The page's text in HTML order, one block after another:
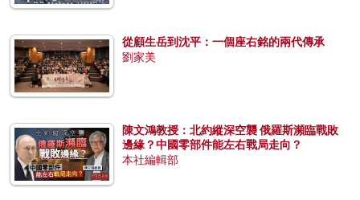
從顧生岳到沈平：一個座右銘的兩代傳承
劉家美
陳文鴻教授：北約縱深空襲 俄羅斯瀕臨戰敗
邊緣？中國零部件能左右戰局走向？
本社編輯部